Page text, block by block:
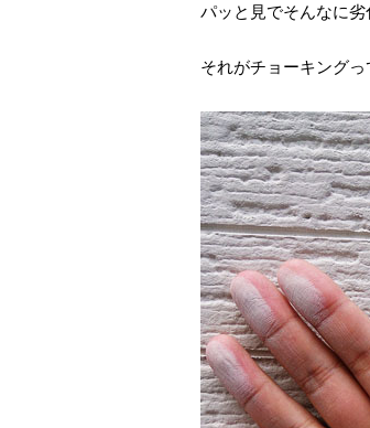
パッと見でそんなに
それがチョーキングっ